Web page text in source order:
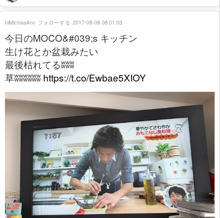
今日のMOCO&#039;s キッチン
生け花とか盆栽みたい
最後枯れてるʬʬʬ
草ʬʬʬʬʬʬ https://t.co/Ewbae5XIOY
hiMichaaAnn フォローする 2017-08-08 08:01:03